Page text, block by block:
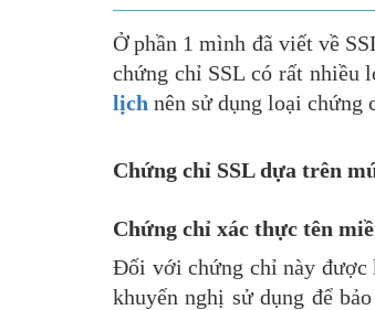
Ở phần 1 mình đã viết về
chứng chỉ SSL có rất nhiều
lịch nên sử dụng loại chứng
Chứng chỉ SSL dựa trên
Chứng chỉ xác thực tên
Đối với chứng chỉ này được
khuyến nghị sử dụng để